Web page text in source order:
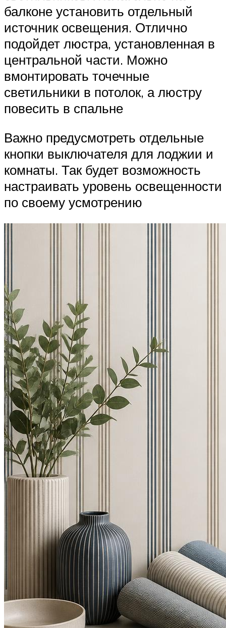
балконе установить отдельный
источник освещения. Отлично
подойдет люстра, установленная в
центральной части. Можно
вмонтировать точечные
светильники в потолок, а люстру
повесить в спальне
Важно предусмотреть отдельные
кнопки выключателя для лоджии и
комнаты. Так будет возможность
настраивать уровень освещенности
по своему усмотрению